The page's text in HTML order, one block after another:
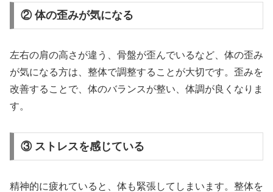
② 体の歪みが気になる
左右の肩の高さが違う、骨盤が歪んでいるなど、体の歪み
が気になる方は、整体で調整することが大切です。歪みを
改善することで、体のバランスが整い、体調が良くなりま
す。
③ ストレスを感じている
精神的に疲れていると、体も緊張してしまいます。整体を